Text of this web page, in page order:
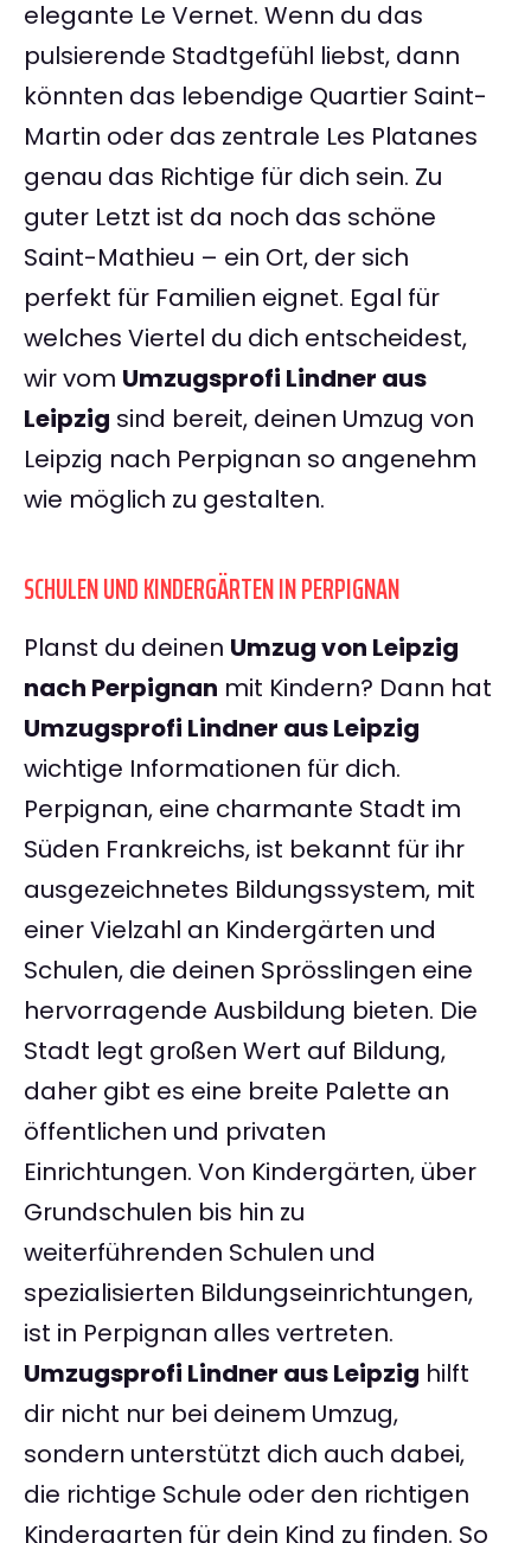
elegante Le Vernet. Wenn du das
pulsierende Stadtgefühl liebst, dann
könnten das lebendige Quartier Saint-
Martin oder das zentrale Les Platanes
genau das Richtige für dich sein. Zu
guter Letzt ist da noch das schöne
Saint-Mathieu – ein Ort, der sich
perfekt für Familien eignet. Egal für
welches Viertel du dich entscheidest,
wir vom Umzugsprofi Lindner aus
Leipzig sind bereit, deinen Umzug von
Leipzig nach Perpignan so angenehm
wie möglich zu gestalten.
SCHULEN UND KINDERGÄRTEN IN PERPIGNAN
Planst du deinen Umzug von Leipzig
nach Perpignan mit Kindern? Dann hat
Umzugsprofi Lindner aus Leipzig
wichtige Informationen für dich.
Perpignan, eine charmante Stadt im
Süden Frankreichs, ist bekannt für ihr
ausgezeichnetes Bildungssystem, mit
einer Vielzahl an Kindergärten und
Schulen, die deinen Sprösslingen eine
hervorragende Ausbildung bieten. Die
Stadt legt großen Wert auf Bildung,
daher gibt es eine breite Palette an
öffentlichen und privaten
Einrichtungen. Von Kindergärten, über
Grundschulen bis hin zu
weiterführenden Schulen und
spezialisierten Bildungseinrichtungen,
ist in Perpignan alles vertreten.
Umzugsprofi Lindner aus Leipzig hilft
dir nicht nur bei deinem Umzug,
sondern unterstützt dich auch dabei,
die richtige Schule oder den richtigen
Kindergarten für dein Kind zu finden. So